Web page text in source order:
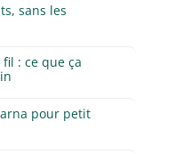
sans les
: ce que ça
pour petit